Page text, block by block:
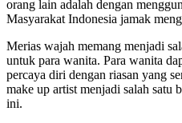
orang lain adalah dengan
Masyarakat Indonesia jamak
Merias wajah memang menjadi
untuk para wanita. Para wanita
percaya diri dengan riasan yang
make up artist menjadi salah satu
ini.